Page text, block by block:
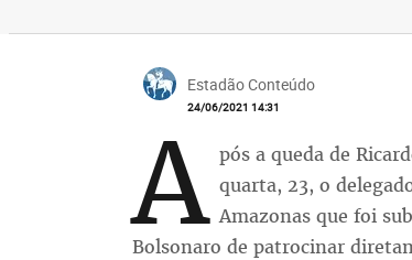
Estadão Conteúdo
24/06/2021 14:31
A pós a queda de
quarta, 23, o
Amazonas que foi
Bolsonaro de patrocinar